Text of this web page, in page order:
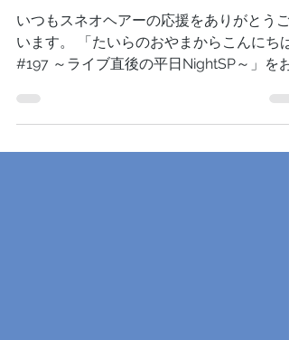
付開始致します。
いつもスネオヘアーの応援をありがとうご
#197 ～ライブ直後の平日NightSP～」をお
届け致します。皆さんからスネオヘアーへ